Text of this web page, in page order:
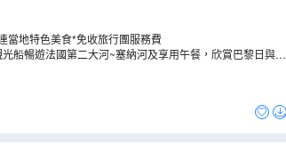
當地特色美食*免收旅行團服務費
船暢遊法國第二大河~塞納河及享用午餐，欣賞巴黎日與夜